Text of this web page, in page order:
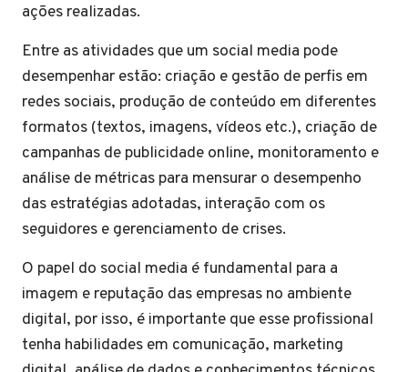
ações realizadas.
Entre as atividades que um social media pode
desempenhar estão: criação e gestão de perfis em
redes sociais, produção de conteúdo em diferentes
formatos (textos, imagens, vídeos etc.), criação de
campanhas de publicidade online, monitoramento e
análise de métricas para mensurar o desempenho
das estratégias adotadas, interação com os
seguidores e gerenciamento de crises.
O papel do social media é fundamental para a
imagem e reputação das empresas no ambiente
digital, por isso, é importante que esse profissional
tenha habilidades em comunicação, marketing